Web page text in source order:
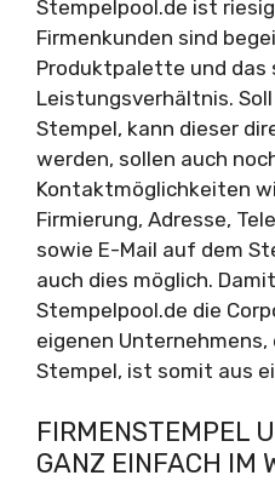
Stempelpool.de ist
Firmenkunden sind
Produktpalette und das
Leistungsverhältnis.
Stempel, kann dieser
werden, sollen auch
Kontaktmöglichkeiten
Firmierung, Adresse,
sowie E-Mail auf dem
auch dies möglich.
Stempelpool.de die
eigenen
Stempel, ist somit aus
FIRMENSTEMPEL
GANZ EINFACH IM